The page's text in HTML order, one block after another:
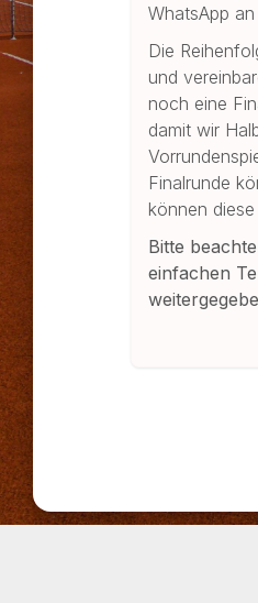
WhatsApp
Die
und
noch eine
damit wir
Finalrunde
können
Bitte
einfachen